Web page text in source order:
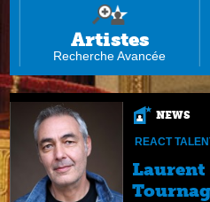
Artistes
Recherche Avancée
NEWS
REACT
Laurent